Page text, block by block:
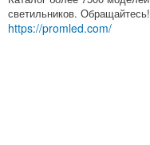
светильников. Обращайтесь!
https://promled.com/